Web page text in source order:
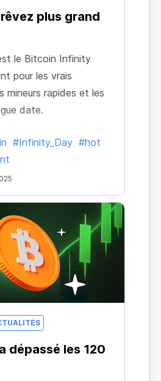
plus grand
le Bitcoin Infinity
pour les vrais
mineurs rapides et les
date.
#Infinity_Day #hot
dépassé les 120